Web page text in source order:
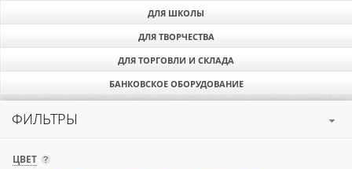
ДЛЯ ШКОЛЫ
ДЛЯ ТВОРЧЕСТВА
ДЛЯ ТОРГОВЛИ И СКЛАДА
БАНКОВСКОЕ ОБОРУДОВАНИЕ
ФИЛЬТРЫ
ЦВЕТ